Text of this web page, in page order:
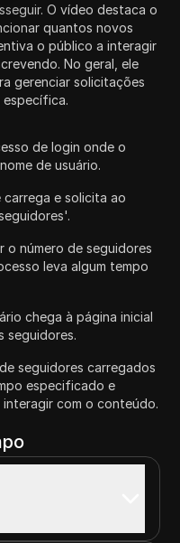
O vídeo destaca o
quantos novos
o público a interagir
No geral, ele
gerenciar solicitações
específica.
de login onde o
de usuário.
e solicita ao
o número de seguidores
leva algum tempo
chega à página inicial
seguidores.
seguidores carregados
especificado e
com o conteúdo.